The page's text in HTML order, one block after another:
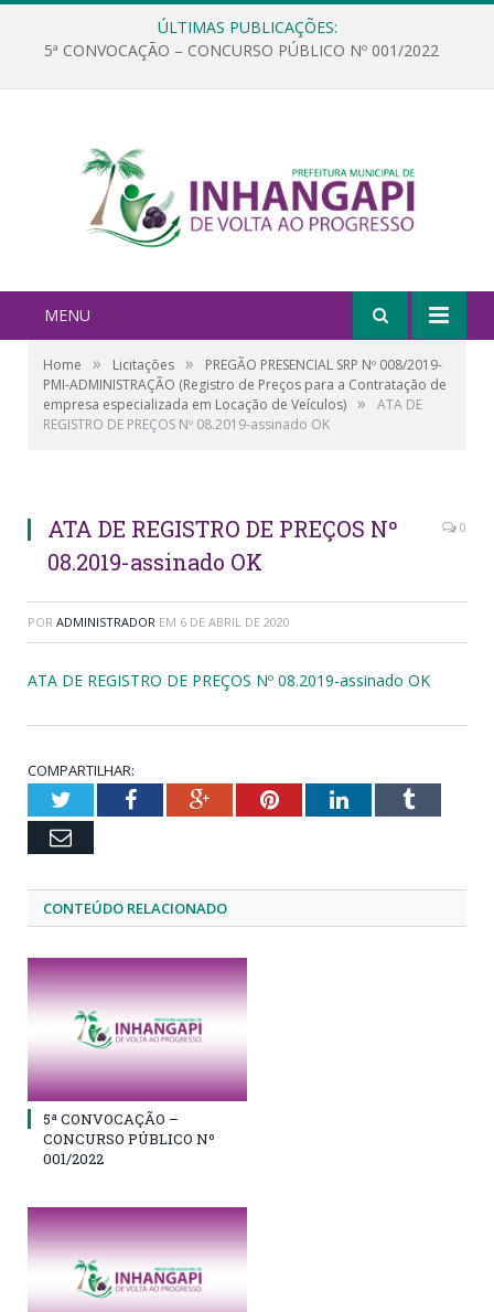
ÚLTIMAS PUBLICAÇÕES:
5ª CONVOCAÇÃO – CONCURSO PÚBLICO Nº 001/2022
MENU
Home » Licitações »
PREGÃO PRESENCIAL SRP Nº 008/2019-
PMI-ADMINISTRAÇÃO (Registro de Preços para a Contratação de
empresa especializada em Locação de Veículos) »
ATA DE
REGISTRO DE PREÇOS Nº 08.2019-assinado OK
ATA DE REGISTRO DE PREÇOS Nº
08.2019-assinado OK
0
POR ADMINISTRADOR EM 6 DE ABRIL DE 2020
ATA DE REGISTRO DE PREÇOS Nº 08.2019-assinado OK
COMPARTILHAR:
TwitterFacebookGoogle+PinterestLinkedInTumblr
Email
CONTEÚDO RELACIONADO
5ª CONVOCAÇÃO –
CONCURSO PÚBLICO Nº
001/2022